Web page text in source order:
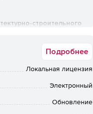
строительного
и сооружений различной
использовать для
Подробнее
Локальная лицензия
Электронный
Обновление